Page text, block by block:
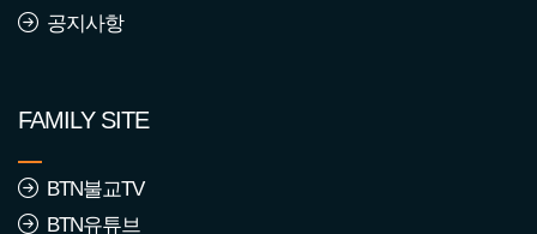
공지사항
FAMILY SITE
BTN불교TV
BTN유튜브